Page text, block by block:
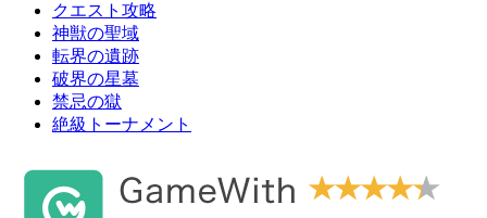
クエスト攻略
神獣の聖域
転界の遺跡
破界の星墓
禁忌の獄
絶級トーナメント